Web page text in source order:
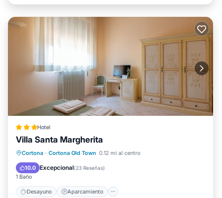
Hotel
Villa Santa Margherita
Cortona · Cortona Old Town 0.12 mi al centro
10.0 Excepcional(23 Reseñas)
1 Baño
Desayuno Aparcamiento
Desayuno
Aparcamiento
Balcón/Terraza